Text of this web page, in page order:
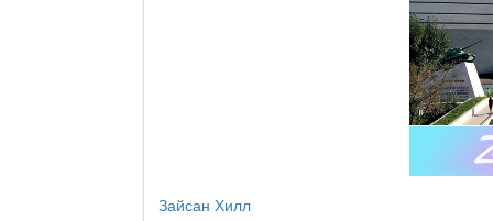
Зайсан Хилл